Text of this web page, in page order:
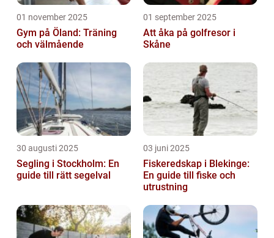
01 november 2025
Gym på Öland: Träning
och välmående
01 september 2025
Att åka på golfresor i
Skåne
30 augusti 2025
Segling i Stockholm: En
guide till rätt segelval
03 juni 2025
Fiskeredskap i Blekinge:
En guide till fiske och
utrustning